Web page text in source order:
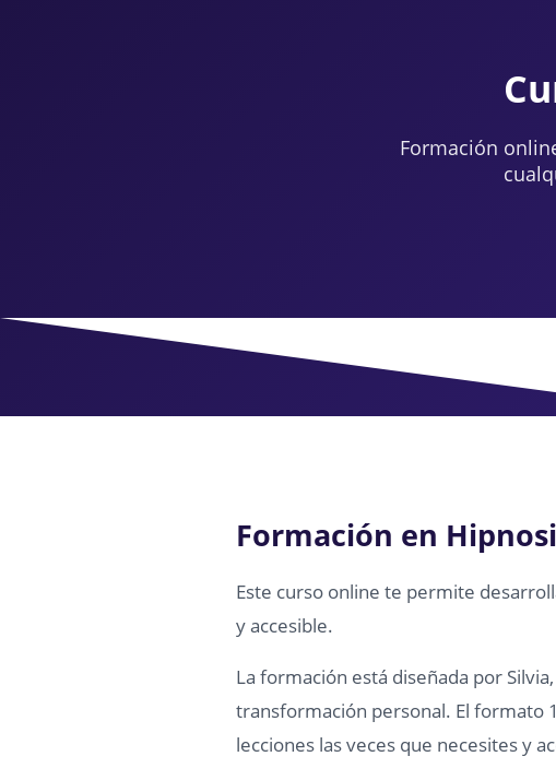
Formación
Formación en
Este curso online te permite
y accesible.
La formación está diseñada por
transformación personal. El formato
lecciones las veces que necesites y